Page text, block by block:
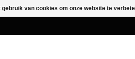
van cookies om onze website te